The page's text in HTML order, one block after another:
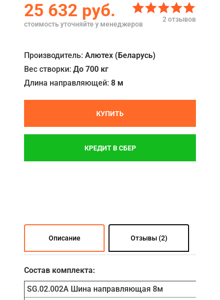
О компании
Отзывы
Контакты
25 632 руб.
стоимость уточняйте у менеджеров
Производитель: Алютех (Беларусь)
Вес створки: До 700 кг
Длина направляющей: 8 м
КУПИТЬ
КРЕДИТ В СБЕР
2 отзывов
Описание Отзывы (2)
Состав комплекта:
SG.02.002A Шина направляющая 8м